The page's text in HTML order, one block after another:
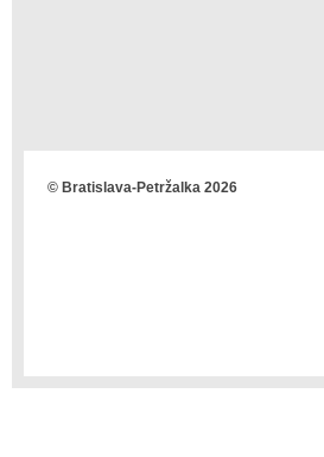
© Bratislava-Petržalka 2026